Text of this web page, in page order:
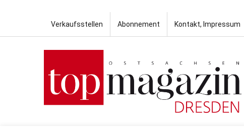
Verkaufsstellen Abonnement Kontakt, Impressum